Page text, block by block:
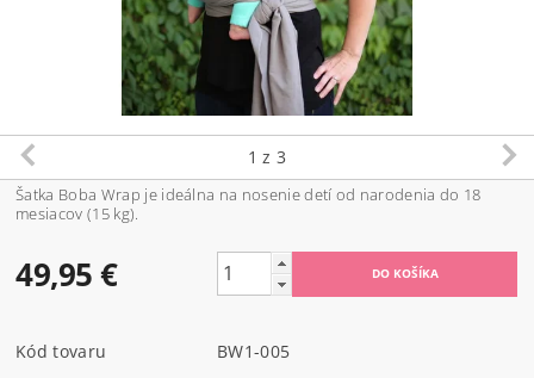
1 z 3
Šatka Boba Wrap je ideálna na nosenie detí od narodenia do 18
mesiacov (15 kg).
49,95 €
Kód tovaru
BW1-005